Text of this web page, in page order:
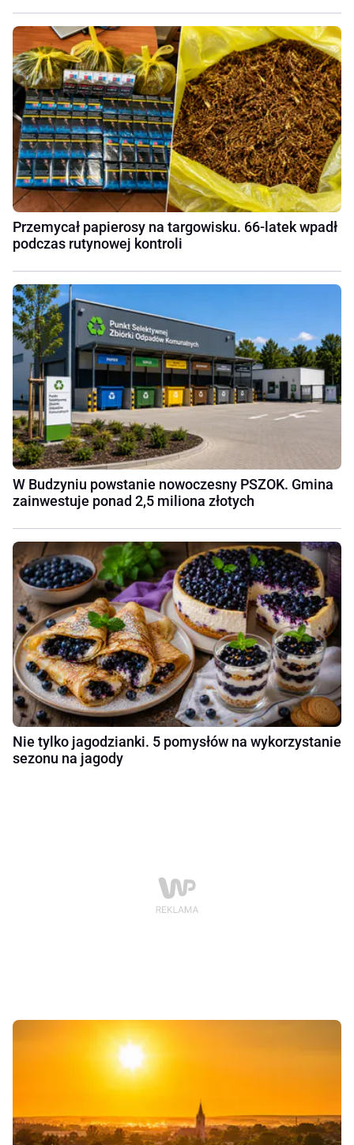
Przemycał papierosy na targowisku. 66-latek wpadł
podczas rutynowej kontroli
W Budzyniu powstanie nowoczesny PSZOK. Gmina
zainwestuje ponad 2,5 miliona złotych
Nie tylko jagodzianki. 5 pomysłów na wykorzystanie
sezonu na jagody